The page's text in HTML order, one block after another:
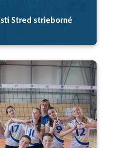
Stred strieborné